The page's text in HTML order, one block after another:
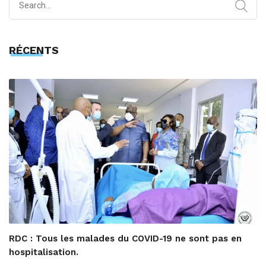
RÉCENTS
RDC : Tous les malades du COVID-19 ne sont pas en
hospitalisation.